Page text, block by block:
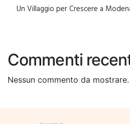
Un Villaggio per Crescere a
Commenti
Nessun commento da mostrare.